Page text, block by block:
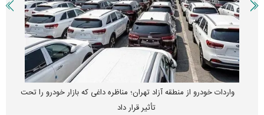
قیمت خودرو وارد فاز جدید شد/ اولین واکنش بازار به تحولات سیاسی +
جدول